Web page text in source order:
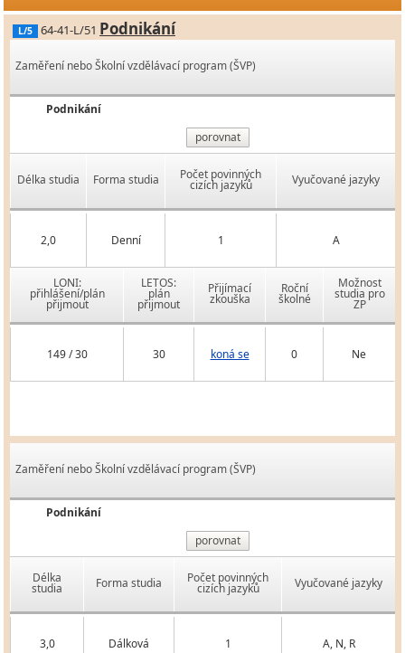
L/5 64-41-L/51 Podnikání
Zaměření nebo Školní vzdělávací program (ŠVP)
Podnikání
porovnat
Délka studia Forma studia Počet povinných
cizích jazyků Vyučované jazyky
2,0 Denní 1 A
LONI:
přihlášení/plán
přijmout
LETOS:
plán
přijmout
Přijímací
zkouška
Roční
školné
Možnost
studia pro
ZP
149 / 30 30 koná se 0 Ne
Zaměření nebo Školní vzdělávací program (ŠVP)
Podnikání
porovnat
Délka
studia Forma studia Počet povinných
cizích jazyků Vyučované jazyky
3,0 Dálková 1 A, N, R